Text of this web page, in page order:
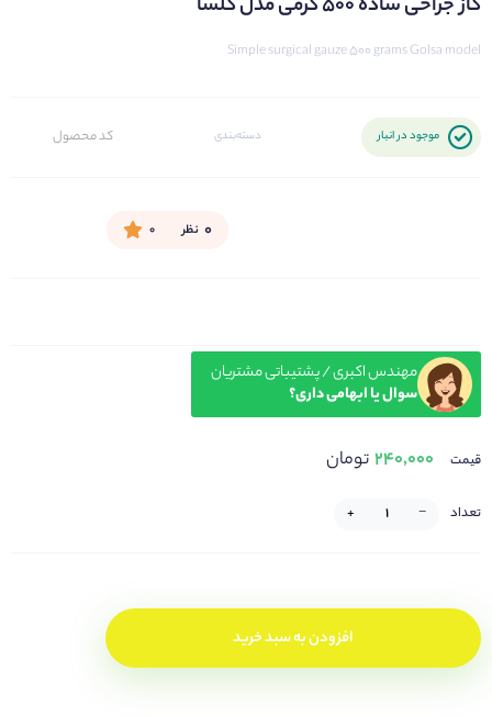
گاز جراحی ساده ۵۰۰ گرمی مدل گلسا
Simple surgical gauze 500 grams Golsa model
موجود در انبار دسته‌بندی کد محصول
۰ نظر ۰
مهندس اکبری / پشتیباتی مشتریان
سوال یا ابهامی داری؟
قیمت ۲۴۰,۰۰۰تومان
تعداد −
+
افزودن به سبد خرید